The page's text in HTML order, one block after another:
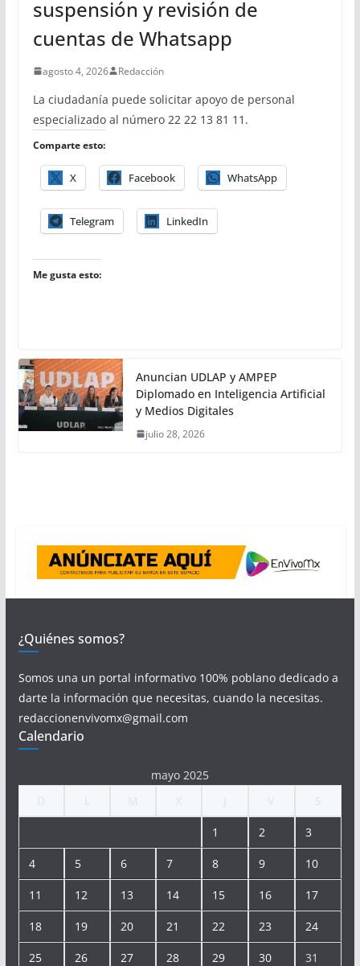
suspensión y revisión de
cuentas de Whatsapp
agosto 4, 2026 Redacción
La ciudadanía puede solicitar apoyo de personal
especializado al número 22 22 13 81 11.
Comparte esto:
X Facebook WhatsApp
Telegram LinkedIn
Me gusta esto:
Anuncian UDLAP y AMPEP
Diplomado en Inteligencia Artificial
y Medios Digitales
julio 28, 2026
¿Quiénes somos?
Somos una un portal informativo 100% poblano dedicado a
darte la información que necesitas, cuando la necesitas.
redaccionenvivomx@gmail.com
Calendario
mayo 2025
1 2 3
4 5 6 7 8 9 10
11 12 13 14 15 16 17
18 19 20 21 22 23 24
25 26 27 28 29 30 31